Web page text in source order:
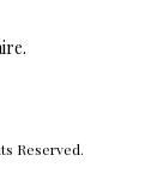
Reserved.